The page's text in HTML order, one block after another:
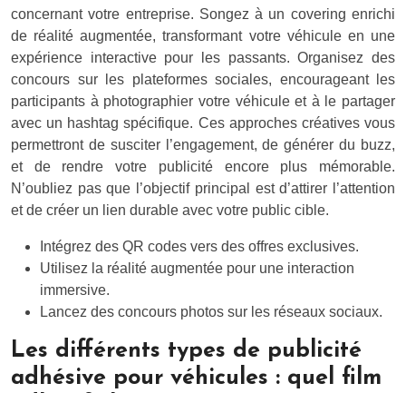
concernant votre entreprise. Songez à un covering enrichi
de réalité augmentée, transformant votre véhicule en une
expérience interactive pour les passants. Organisez des
concours sur les plateformes sociales, encourageant les
participants à photographier votre véhicule et à le partager
avec un hashtag spécifique. Ces approches créatives vous
permettront de susciter l’engagement, de générer du buzz,
et de rendre votre publicité encore plus mémorable.
N’oubliez pas que l’objectif principal est d’attirer l’attention
et de créer un lien durable avec votre public cible.
Intégrez des QR codes vers des offres exclusives.
Utilisez la réalité augmentée pour une interaction
immersive.
Lancez des concours photos sur les réseaux sociaux.
Les différents types de publicité
adhésive pour véhicules : quel film